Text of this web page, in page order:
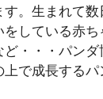
。生まれて
をしている赤
・・・パン
で成長する